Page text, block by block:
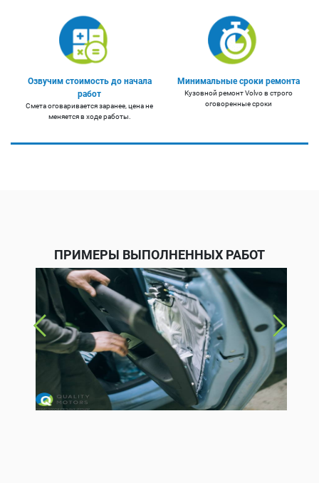
Озвучим стоимость до начала
работ
Смета оговаривается заранее, цена не
меняется в ходе работы.
Минимальные сроки ремонта
Кузовной ремонт Volvo в строго
оговоренные сроки
ПРИМЕРЫ ВЫПОЛНЕННЫХ РАБОТ